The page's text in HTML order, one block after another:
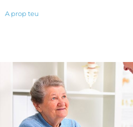
A prop teu